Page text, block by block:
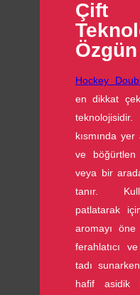
Çift
Hockey
en dikkat
kısmında
ve böğürtlen
veya bir
tanır.
patlatarak
aromayı öne
ferahlatıcı
tadı
hafif asidik